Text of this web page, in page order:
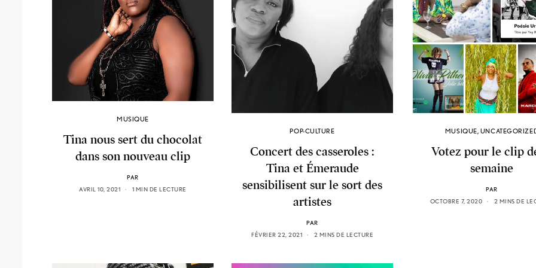
MUSIQUE
Tina nous sert du chocolat
dans son nouveau clip
PAR
AVRIL 10, 2021
1 MIN DE LECTURE
POP-CULTURE
Concert des casseroles :
Tina et Émeraude
sensibilisent sur le sort des
artistes
PAR
FÉVRIER 22, 2021
2 MINS DE LECTURE
MUSIQUE,
Votez pour le clip
semaine
PAR
OCTOBRE 7, 2020
2 MINS DE